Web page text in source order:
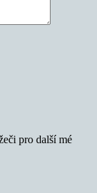
pro další mé